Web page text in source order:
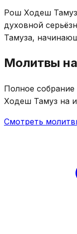
Рош Ходеш
духовной
Тамуза,
Молитвы
Полное
Ходеш Тамуз на
Смотреть